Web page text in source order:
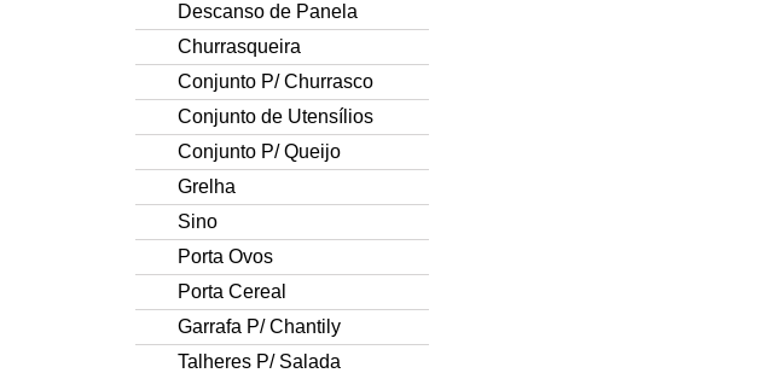
Descanso de Panela
Churrasqueira
Conjunto P/ Churrasco
Conjunto de Utensílios
Conjunto P/ Queijo
Grelha
Sino
Porta Ovos
Porta Cereal
Garrafa P/ Chantily
Talheres P/ Salada